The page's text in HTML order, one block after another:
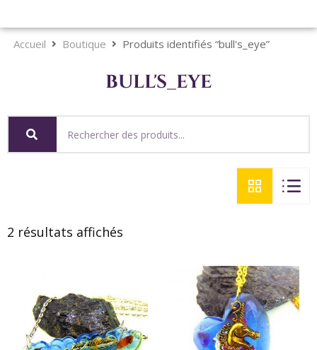
Accueil Boutique Produits identifiés “bull's_eye”
bull's_eye
2 résultats affichés